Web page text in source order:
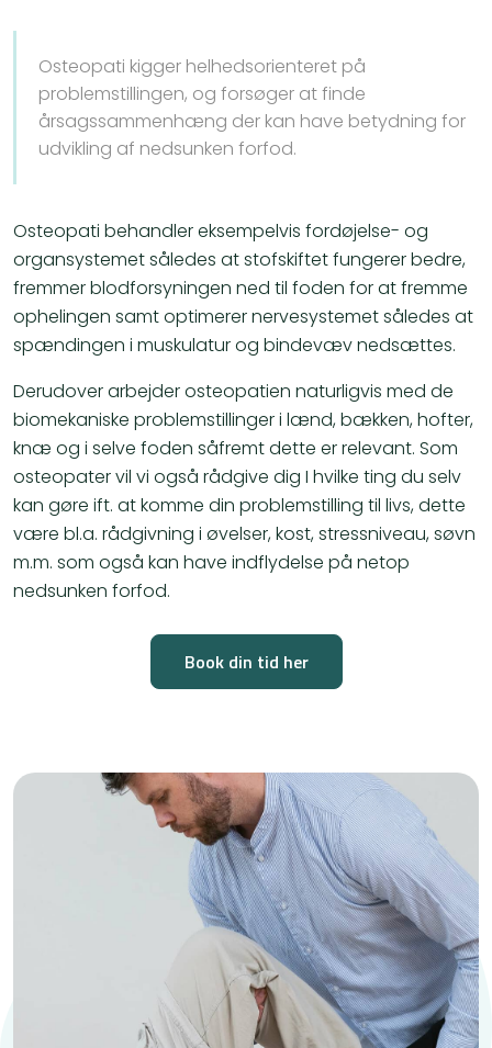
Osteopati kigger helhedsorienteret på
problemstillingen, og forsøger at finde
årsagssammenhæng der kan have betydning for
udvikling af nedsunken forfod.
Osteopati behandler eksempelvis fordøjelse- og
organsystemet således at stofskiftet fungerer bedre,
fremmer blodforsyningen ned til foden for at fremme
ophelingen samt optimerer nervesystemet således at
spændingen i muskulatur og bindevæv nedsættes.
Derudover arbejder osteopatien naturligvis med de
biomekaniske problemstillinger i lænd, bækken, hofter,
knæ og i selve foden såfremt dette er relevant. Som
osteopater vil vi også rådgive dig I hvilke ting du selv
kan gøre ift. at komme din problemstilling til livs, dette
være bl.a. rådgivning i øvelser, kost, stressniveau, søvn
m.m. som også kan have indflydelse på netop
nedsunken forfod.
Book din tid her